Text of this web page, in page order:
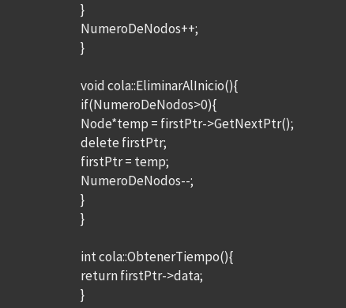
}
NumeroDeNodos++;
}
void cola::EliminarAlInicio(){
if(NumeroDeNodos>0){
Node*temp = firstPtr->GetNextPtr();
delete firstPtr;
firstPtr = temp;
NumeroDeNodos--;
}
}
int cola::ObtenerTiempo(){
return firstPtr->data;
}